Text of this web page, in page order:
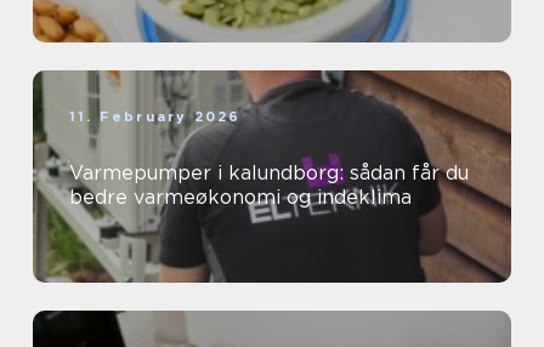
11. February 2026
Varmepumper i kalundborg: sådan får du
bedre varmeøkonomi og indeklima